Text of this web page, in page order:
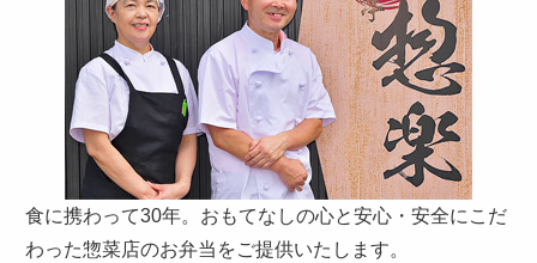
い。
食に携わって30年。おもてなしの心と安心・安全にこだ
わった惣菜店のお弁当をご提供いたします。